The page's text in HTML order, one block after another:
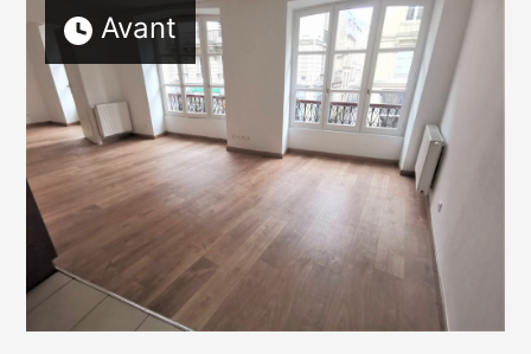
CONCEPT & SERVICES
HOME STAGING POUR LES PROS
TARIFS
DEMANDE DE DEVIS
TÉMOIGNAGES
ARTICLES
CONDITIONS GÉNÉRALES
POLITIQUE DE CONFIDENTIALITÉ
Avant